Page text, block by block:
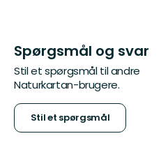
Spørgsmål og svar
Stil et spørgsmål til andre
Naturkartan-brugere.
Stil et spørgsmål